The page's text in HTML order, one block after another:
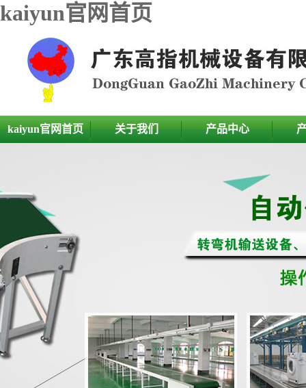
kaiyun官网首页
kaiyun官网首页 关于我们 产品中心